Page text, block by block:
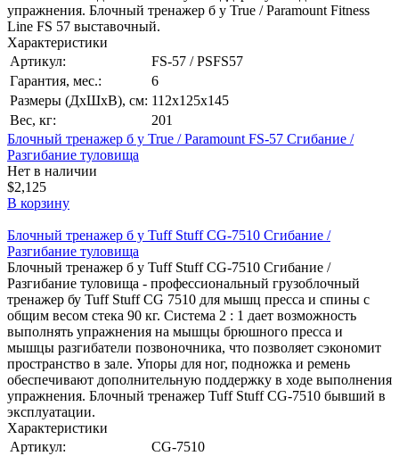
упражнения. Блочный тренажер б у True / Paramount Fitness
Line FS 57 выставочный.
Характеристики
Артикул:
FS-57 / PSFS57
Гарантия, мес.:
6
Размеры (ДхШхВ), см: 112х125х145
Вес, кг:
201
Блочный тренажер б у True / Paramount FS-57 Сгибание /
Разгибание туловища
Нет в наличии
$2,125
В корзину
Блочный тренажер б у Tuff Stuff CG-7510 Сгибание /
Разгибание туловища
Блочный тренажер б у Tuff Stuff CG-7510 Сгибание /
Разгибание туловища - профессиональный грузоблочный
тренажер бу Tuff Stuff CG 7510 для мышц пресса и спины с
общим весом стека 90 кг. Система 2 : 1 дает возможность
выполнять упражнения на мышцы брюшного пресса и
мышцы разгибатели позвоночника, что позволяет сэкономит
пространство в зале. Упоры для ног, подножка и ремень
обеспечивают дополнительную поддержку в ходе выполнения
упражнения. Блочный тренажер Tuff Stuff CG-7510 бывший в
эксплуатации.
Характеристики
Артикул:
CG-7510